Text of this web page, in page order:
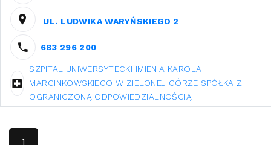
UL. LUDWIKA WARYŃSKIEGO 2
683 296 200
SZPITAL UNIWERSYTECKI IMIENIA KAROLA
MARCINKOWSKIEGO W ZIELONEJ GÓRZE SPÓŁKA Z
OGRANICZONĄ ODPOWIEDZIALNOŚCIĄ
1